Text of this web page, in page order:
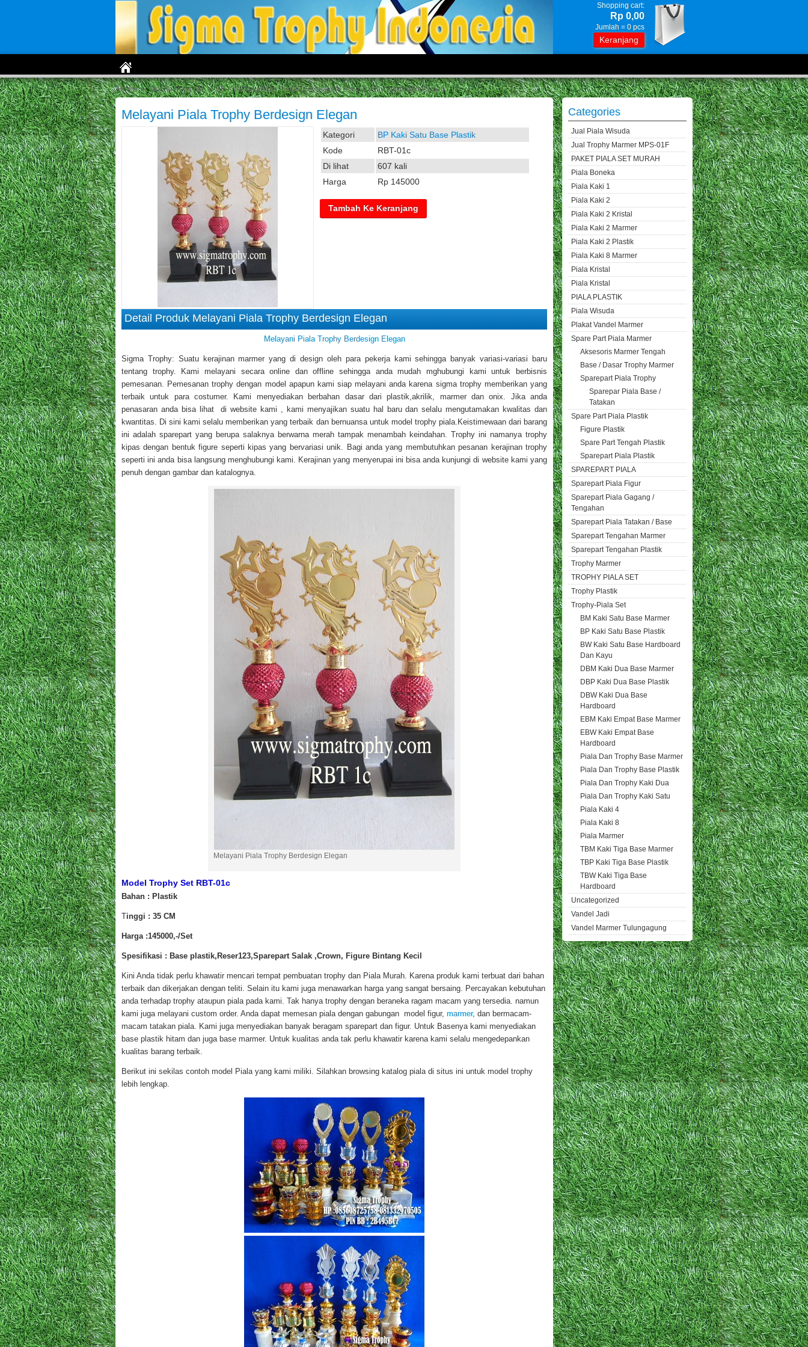
Shopping cart:
Rp 0,00
Jumlah = 0 pcs
Keranjang
Home » Trophy-Piala Set » BP Kaki Satu Base Plastik » Melayani Piala Trophy Berdesign Elegan
Melayani Piala Trophy Berdesign Elegan
Kategori
BP Kaki Satu Base Plastik
Kode
RBT-01c
Di lihat
607 kali
Harga
Rp 145000
Detail Produk Melayani Piala Trophy Berdesign Elegan
Melayani Piala Trophy Berdesign Elegan
Sigma Trophy: Suatu kerajinan marmer yang di design oleh para pekerja kami sehingga banyak variasi-variasi baru
tentang trophy. Kami melayani secara online dan offline sehingga anda mudah mghubungi kami untuk berbisnis
pemesanan. Pemesanan trophy dengan model apapun kami siap melayani anda karena sigma trophy memberikan yang
terbaik untuk para costumer. Kami menyediakan berbahan dasar dari plastik,akrilik, marmer dan onix. Jika anda
penasaran anda bisa lihat di website kami , kami menyajikan suatu hal baru dan selalu mengutamakan kwalitas dan
kwantitas. Di sini kami selalu memberikan yang terbaik dan bernuansa untuk model trophy piala.Keistimewaan dari barang
ini adalah sparepart yang berupa salaknya berwarna merah tampak menambah keindahan. Trophy ini namanya trophy
kipas dengan bentuk figure seperti kipas yang bervariasi unik. Bagi anda yang membutuhkan pesanan kerajinan trophy
seperti ini anda bisa langsung menghubungi kami. Kerajinan yang menyerupai ini bisa anda kunjungi di website kami yang
penuh dengan gambar dan katalognya.
Melayani Piala Trophy Berdesign Elegan
Model Trophy Set RBT-01c
Bahan : Plastik
Tinggi : 35 CM
Harga :145000,-/Set
Spesifikasi : Base plastik,Reser123,Sparepart Salak ,Crown, Figure Bintang Kecil
Kini Anda tidak perlu khawatir mencari tempat pembuatan trophy dan Piala Murah. Karena produk kami terbuat dari bahan
terbaik dan dikerjakan dengan teliti. Selain itu kami juga menawarkan harga yang sangat bersaing. Percayakan kebutuhan
anda terhadap trophy ataupun piala pada kami. Tak hanya trophy dengan beraneka ragam macam yang tersedia. namun
kami juga melayani custom order. Anda dapat memesan piala dengan gabungan model figur, marmer, dan bermacam-
macam tatakan piala. Kami juga menyediakan banyak beragam sparepart dan figur. Untuk Basenya kami menyediakan
base plastik hitam dan juga base marmer. Untuk kualitas anda tak perlu khawatir karena kami selalu mengedepankan
kualitas barang terbaik.
Berikut ini sekilas contoh model Piala yang kami miliki. Silahkan browsing katalog piala di situs ini untuk model trophy
lebih lengkap.
Categories
Jual Piala Wisuda
Jual Trophy Marmer MPS-01F
PAKET PIALA SET MURAH
Piala Boneka
Piala Kaki 1
Piala Kaki 2
Piala Kaki 2 Kristal
Piala Kaki 2 Marmer
Piala Kaki 2 Plastik
Piala Kaki 8 Marmer
Piala Kristal
Piala Kristal
PIALA PLASTIK
Piala Wisuda
Plakat Vandel Marmer
Spare Part Piala Marmer
Aksesoris Marmer Tengah
Base / Dasar Trophy Marmer
Sparepart Piala Trophy
Sparepar Piala Base /
Tatakan
Spare Part Piala Plastik
Figure Plastik
Spare Part Tengah Plastik
Sparepart Piala Plastik
SPAREPART PIALA
Sparepart Piala Figur
Sparepart Piala Gagang /
Tengahan
Sparepart Piala Tatakan / Base
Sparepart Tengahan Marmer
Sparepart Tengahan Plastik
Trophy Marmer
TROPHY PIALA SET
Trophy Plastik
Trophy-Piala Set
BM Kaki Satu Base Marmer
BP Kaki Satu Base Plastik
BW Kaki Satu Base Hardboard
Dan Kayu
DBM Kaki Dua Base Marmer
DBP Kaki Dua Base Plastik
DBW Kaki Dua Base
Hardboard
EBM Kaki Empat Base Marmer
EBW Kaki Empat Base
Hardboard
Piala Dan Trophy Base Marmer
Piala Dan Trophy Base Plastik
Piala Dan Trophy Kaki Dua
Piala Dan Trophy Kaki Satu
Piala Kaki 4
Piala Kaki 8
Piala Marmer
TBM Kaki Tiga Base Marmer
TBP Kaki Tiga Base Plastik
TBW Kaki Tiga Base
Hardboard
Uncategorized
Vandel Jadi
Vandel Marmer Tulungagung